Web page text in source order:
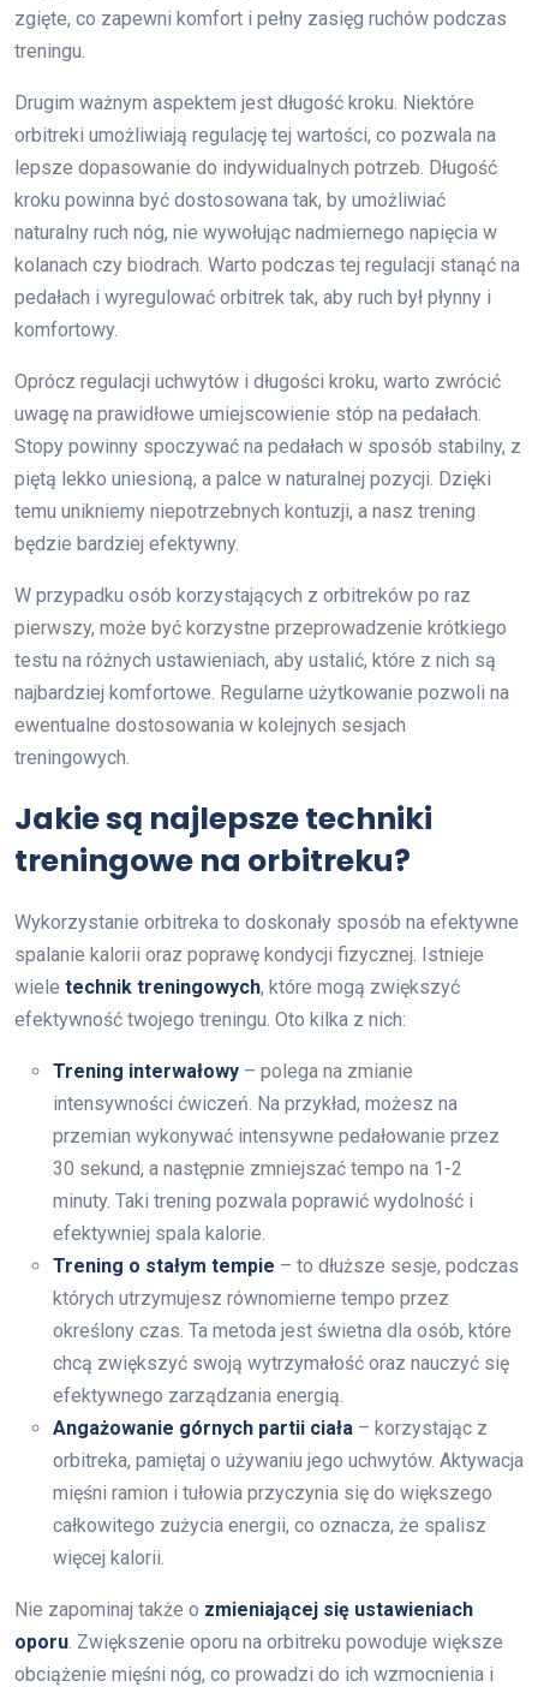
zgięte, co zapewni komfort i pełny zasięg ruchów podczas
treningu.
Drugim ważnym aspektem jest długość kroku. Niektóre
orbitreki umożliwiają regulację tej wartości, co pozwala na
lepsze dopasowanie do indywidualnych potrzeb. Długość
kroku powinna być dostosowana tak, by umożliwiać
naturalny ruch nóg, nie wywołując nadmiernego napięcia w
kolanach czy biodrach. Warto podczas tej regulacji stanąć na
pedałach i wyregulować orbitrek tak, aby ruch był płynny i
komfortowy.
Oprócz regulacji uchwytów i długości kroku, warto zwrócić
uwagę na prawidłowe umiejscowienie stóp na pedałach.
Stopy powinny spoczywać na pedałach w sposób stabilny, z
piętą lekko uniesioną, a palce w naturalnej pozycji. Dzięki
temu unikniemy niepotrzebnych kontuzji, a nasz trening
będzie bardziej efektywny.
W przypadku osób korzystających z orbitreków po raz
pierwszy, może być korzystne przeprowadzenie krótkiego
testu na różnych ustawieniach, aby ustalić, które z nich są
najbardziej komfortowe. Regularne użytkowanie pozwoli na
ewentualne dostosowania w kolejnych sesjach
treningowych.
Jakie są najlepsze techniki
treningowe na orbitreku?
Wykorzystanie orbitreka to doskonały sposób na efektywne
spalanie kalorii oraz poprawę kondycji fizycznej. Istnieje
wiele technik treningowych, które mogą zwiększyć
efektywność twojego treningu. Oto kilka z nich:
Trening interwałowy – polega na zmianie
intensywności ćwiczeń. Na przykład, możesz na
przemian wykonywać intensywne pedałowanie przez
30 sekund, a następnie zmniejszać tempo na 1-2
minuty. Taki trening pozwala poprawić wydolność i
efektywniej spala kalorie.
Trening o stałym tempie – to dłuższe sesje, podczas
których utrzymujesz równomierne tempo przez
określony czas. Ta metoda jest świetna dla osób, które
chcą zwiększyć swoją wytrzymałość oraz nauczyć się
efektywnego zarządzania energią.
Angażowanie górnych partii ciała – korzystając z
orbitreka, pamiętaj o używaniu jego uchwytów. Aktywacja
mięśni ramion i tułowia przyczynia się do większego
całkowitego zużycia energii, co oznacza, że spalisz
więcej kalorii.
Nie zapominaj także o zmieniającej się ustawieniach
oporu. Zwiększenie oporu na orbitreku powoduje większe
obciążenie mięśni nóg, co prowadzi do ich wzmocnienia i